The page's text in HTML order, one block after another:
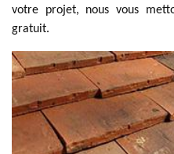
votre projet, nous vous
gratuit.